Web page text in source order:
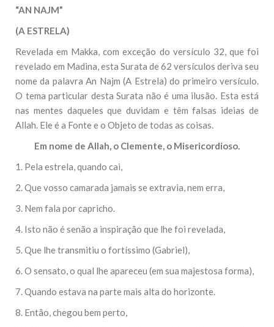
“AN NAJM”
(A ESTRELA)
Revelada em Makka, com exceção do versículo 32, que foi
revelado em Madina, esta Surata de 62 versículos deriva seu
nome da palavra An Najm (A Estrela) do primeiro versículo.
O tema particular desta Surata não é uma ilusão. Esta está
nas mentes daqueles que duvidam e têm falsas ideias de
Allah. Ele é a Fonte e o Objeto de todas as coisas.
Em nome de Allah, o Clemente, o Misericordioso.
1. Pela estrela, quando cai,
2. Que vosso camarada jamais se extravia, nem erra,
3. Nem fala por capricho.
4. Isto não é senão a inspiração que lhe foi revelada,
5. Que lhe transmitiu o fortíssimo (Gabriel),
6. O sensato, o qual lhe apareceu (em sua majestosa forma),
7. Quando estava na parte mais alta do horizonte.
8. Então, chegou bem perto,